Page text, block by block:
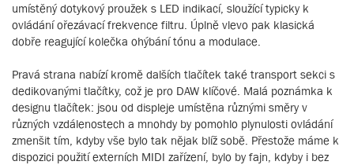
umístěný dotykový proužek s LED indikací, sloužící typicky k
ovládání ořezávací frekvence filtru. Úplně vlevo pak klasická
dobře reagující kolečka ohýbání tónu a modulace.
Pravá strana nabízí kromě dalších tlačítek také transport sekci s
dedikovanými tlačítky, což je pro DAW klíčové. Malá poznámka k
designu tlačítek: jsou od displeje umístěna různými směry v
různých vzdálenostech a mnohdy by pomohlo plynulosti ovládání
zmenšit tím, kdyby vše bylo tak nějak blíž sobě. Přestože máme k
dispozici použití externích MIDI zařízení, bylo by fajn, kdyby i bez